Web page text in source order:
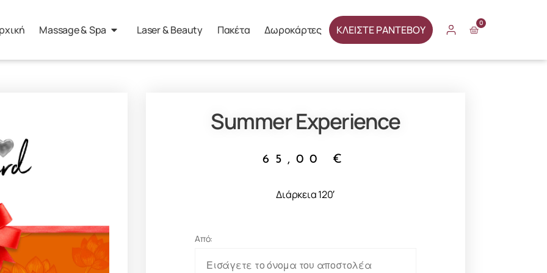
Massage & Spa Laser & Beauty Πακέτα Δωροκάρτες ΚΛΕΙΣΤΕ ΡΑΝΤΕΒΟΥ
0
Summer Experience
65,00 €
Διάρκεια 120′
Από: